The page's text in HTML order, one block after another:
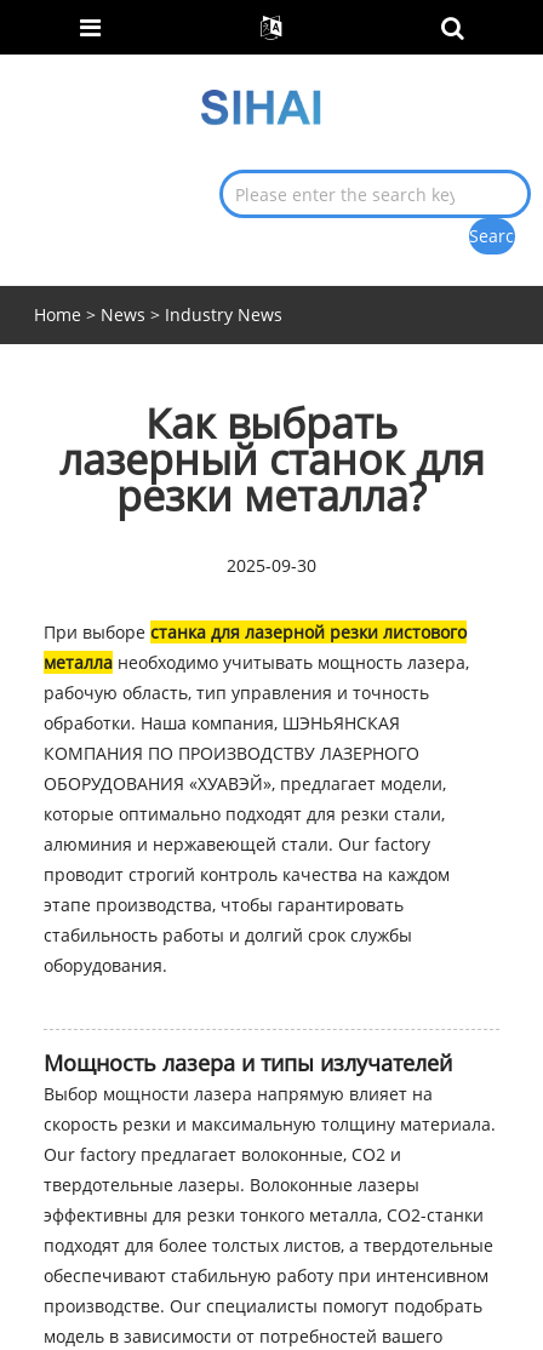
Home > News > Industry News
Как выбрать
лазерный станок для
резки металла?
2025-09-30
При выборе станка для лазерной резки листового
металланеобходимо учитывать мощность лазера,
рабочую область, тип управления и точность
обработки. Наша компания, ШЭНЬЯНСКАЯ
КОМПАНИЯ ПО ПРОИЗВОДСТВУ ЛАЗЕРНОГО
ОБОРУДОВАНИЯ «ХУАВЭЙ», предлагает модели,
которые оптимально подходят для резки стали,
алюминия и нержавеющей стали. Our factory
проводит строгий контроль качества на каждом
этапе производства, чтобы гарантировать
стабильность работы и долгий срок службы
оборудования.
Мощность лазера и типы излучателей
Выбор мощности лазера напрямую влияет на
скорость резки и максимальную толщину материала.
Our factory предлагает волоконные, CO2 и
твердотельные лазеры. Волоконные лазеры
эффективны для резки тонкого металла, CO2-станки
подходят для более толстых листов, а твердотельные
обеспечивают стабильную работу при интенсивном
производстве. Our специалисты помогут подобрать
модель в зависимости от потребностей вашего